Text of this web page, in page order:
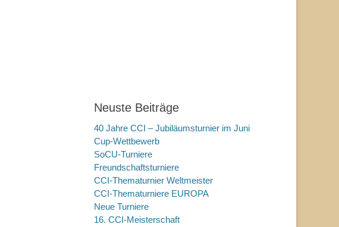
Neuste Beiträge
40 Jahre CCI – Jubiläumsturnier im Juni
Cup-Wettbewerb
SoCU-Turniere
Freundschaftsturniere
CCI-Thematurnier Weltmeister
CCI-Thematurniere EUROPA
Neue Turniere
16. CCI-Meisterschaft